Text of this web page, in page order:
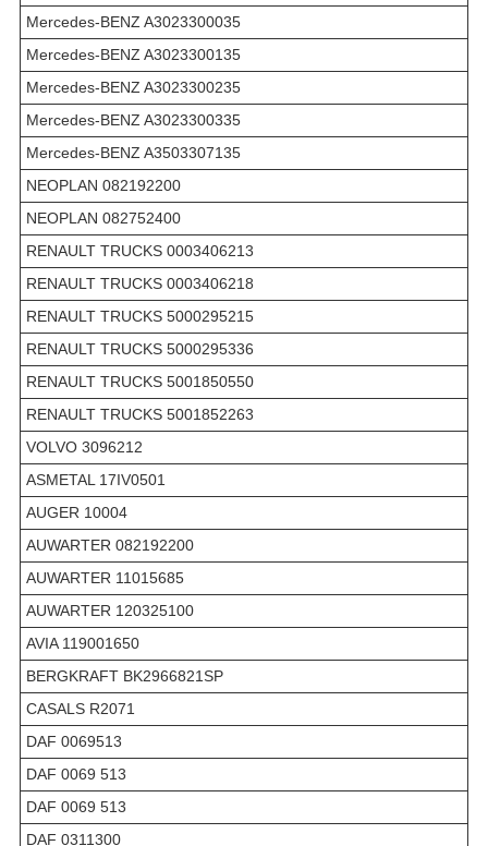
Mercedes-BENZ A3023300035
Mercedes-BENZ A3023300135
Mercedes-BENZ A3023300235
Mercedes-BENZ A3023300335
Mercedes-BENZ A3503307135
NEOPLAN 082192200
NEOPLAN 082752400
RENAULT TRUCKS 0003406213
RENAULT TRUCKS 0003406218
RENAULT TRUCKS 5000295215
RENAULT TRUCKS 5000295336
RENAULT TRUCKS 5001850550
RENAULT TRUCKS 5001852263
VOLVO 3096212
ASMETAL 17IV0501
AUGER 10004
AUWARTER 082192200
AUWARTER 11015685
AUWARTER 120325100
AVIA 119001650
BERGKRAFT BK2966821SP
CASALS R2071
DAF 0069513
DAF 0069 513
DAF 0069 513
DAF 0311300